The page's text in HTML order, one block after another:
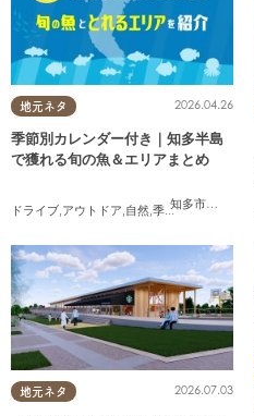
地元ネタ
知多市
,半田市
2026.04.26
季節別カレンダー付き｜知多半島
で獲れる旬の魚＆エリアまとめ
ドライブ アウトドア 自然 季節ネタ
地元ネタ 2026.07.03